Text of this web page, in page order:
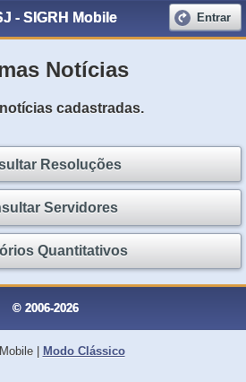
- SIGRH Mobile Entrar
Notícias
cadastradas.
Resoluções
Servidores
Quantitativos
© 2006-2026
| Modo Clássico